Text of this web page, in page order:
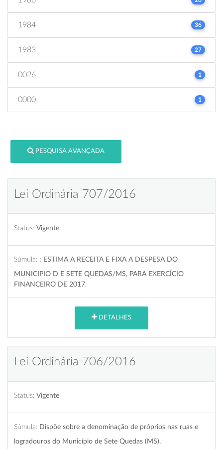
1984 36
1983 27
0026 1
0000 1
PESQUISA AVANÇADA
Lei Ordinária 707/2016
Status: Vigente
Súmula: : ESTIMA A RECEITA E FIXA A DESPESA DO
MUNICIPIO D E SETE QUEDAS/MS, PARA EXERCÍCIO
FINANCEIRO DE 2017.
DETALHES
Lei Ordinária 706/2016
Status: Vigente
Súmula: Dispõe sobre a denominação de próprios nas ruas e
logradouros do Município de Sete Quedas (MS).